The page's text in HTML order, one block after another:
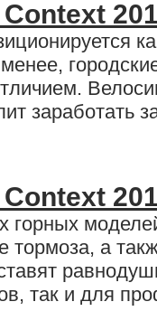
заработать
горных
тормоза, а
так и для